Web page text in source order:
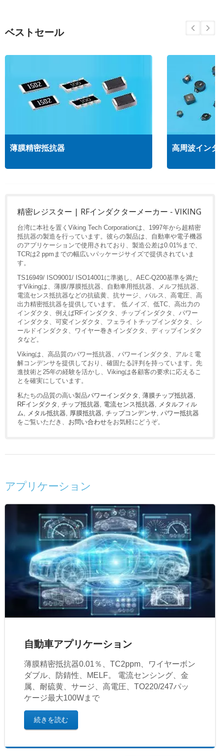
ベストセール
薄膜精密抵抗器 高周波イン
精密レジスター | RFインダクターメーカー - VIKING
台湾に本社を置くViking Tech Corporationは、1997年から超精密
抵抗器の製造を行っています。彼らの製品は、自動車や電子機器
のアプリケーションで使用されており、製造公差は0.01%まで、
TCRは2 ppmまでの幅広いパッケージサイズで提供されていま
す。
TS16949/ ISO9001/ ISO14001に準拠し、AEC-Q200基準を満た
すVikingは、薄膜/厚膜抵抗器、自動車用抵抗器、メルフ抵抗器、
電流センス抵抗器などの抗硫黄、抗サージ、パルス、高電圧、高
出力精密抵抗器を提供しています。 低ノイズ、低TC、高出力の
インダクタ、例えばRFインダクタ、チップインダクタ、パワー
インダクタ、可変インダクタ、フェライトチップインダクタ、シ
ールドインダクタ、ワイヤー巻きインダクタ、ディップインダク
タなど。
Vikingは、高品質のパワー抵抗器、パワーインダクタ、アルミ電
解コンデンサを提供しており、確固たる評判を持っています。先
進技術と25年の経験を活かし、Vikingは各顧客の要求に応えるこ
とを確実にしています。
私たちの品質の高い製品パワーインダクタ 薄膜チップ抵抗器
RFインダクタ
チップ抵抗器 電流センス抵抗器
メタルフィル
ム
メタル抵抗器 厚膜抵抗器 チップコンデンサ パワー抵抗器
をご覧いただき、 お問い合わせをお気軽にどうぞ。
アプリケーション
自動車アプリケーション
薄膜精密抵抗器0.01％、TC2ppm、ワイヤーボン
ダブル、防錆性、MELF。 電流センシング、金
属、耐硫黄、サージ、高電圧、TO220/247パッ
ケージ最大100Wまで
続きを読む